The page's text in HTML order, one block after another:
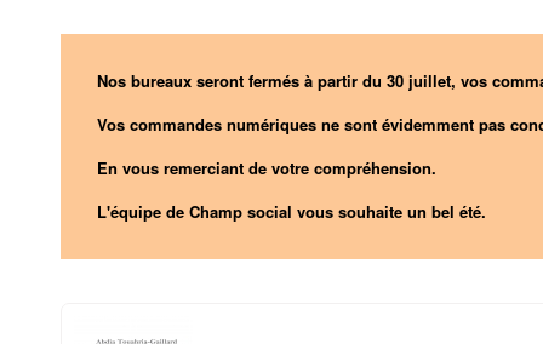
Nos bureaux seront fermés à partir du 30 juillet, vos
Vos commandes numériques ne sont évidemment pas
En vous remerciant de votre compréhension.
L'équipe de Champ social vous souhaite un bel été.